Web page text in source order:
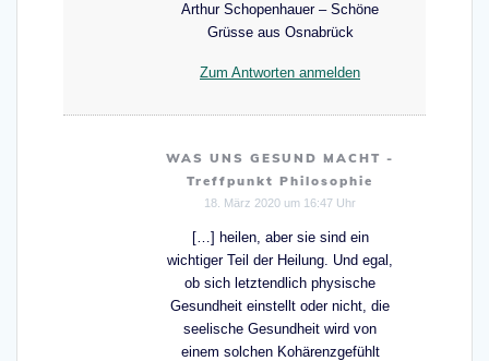
Arthur Schopenhauer – Schöne
Grüsse aus Osnabrück
Zum Antworten anmelden
WAS UNS GESUND MACHT -
Treffpunkt Philosophie
18. März 2020 um 16:47 Uhr
[…] heilen, aber sie sind ein
wichtiger Teil der Heilung. Und egal,
ob sich letztendlich physische
Gesundheit einstellt oder nicht, die
seelische Gesundheit wird von
einem solchen Kohärenzgefühlt